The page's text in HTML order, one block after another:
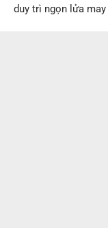
duy trì ngọn lửa